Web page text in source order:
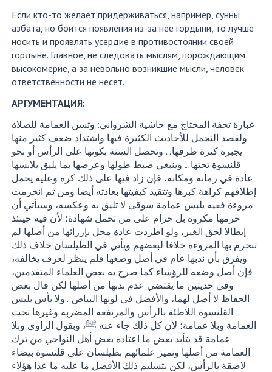
Если кто-то желает придерживаться, например, сунны
азбата, но боится появления из-за нее гордыни, то лучше
носить и проявлять усердие в противостоянии своей
гордыне. Главное, не следовать мыслям, порождающим
высокомерие, а за невольно возникшие мысли, человек
ответственности не несет.
АРГУМЕНТАЦИЯ:
عبارة تحفة المحتاج مع حاشية الشرواني: وتسن العمامة للصلاة
ولقصد التجمل للأحاديث الكثيرة فيها واشتداد ضعف كثير منها
يجبره كثرة طرقها... وتحصل السنة بكونها على الرأس أو نحو
قلنسوة تحتها... وينبغي ضبط طولها وعرضها بما يليق بلابسها
عادة في زمانه ومكانه، فإن زاد فيها على ذلك كره وعليه يحمل
إطلاقهم كراهة كبرها وتتقيد كيفيتها بعادته أيضا ومن ثم انخرمت
مروءة فقيه يلبس عمامة سوقى لا تليق به وعكسه، وسيأتي أن
خرمها مكروه بل حرام على من تحمل شهادة؛ لأن فيه حينئذ
إبطالا لحق الغير، ولو اطردت عادة محل بإزرائها من أصلها لم
تنخرم بها المروءة خلافا لبعضهم ويأتي في الطيلسان خلاف ذلك
ويفرق بأن ندبها عام في أصل وضعها فلم ينظر لعرف يخالفه،
فإن أصل وضعه للرؤساء كما صرح به بعض العلماء المتقدمين،
وفي حديثين ما يقتضي عدم ندبها من أصلها لكن قال بعض
الحفاظ لا أصل لهما، والأفضل في لونها البياض...ولا بأس بلبس
القلنسوة اللاطئة بالرأس والمرتفعة المضربة وغيرها تحت
العمامة وبلا عمامة؛ لأن كل ذلك جاء عنه ﷺ، وبقول الراوي وبلا
عمامة قد يتأيد بعض ما اعتاده بعض أهل النواحي من ترك
العمامة من أصلها وتميز علمائهم بطيلسان على قلنسوة بيضاء
لاصقة بالرأس، لكن بتسليم ذلك الأفضل ما عليه ما عدا هؤلاء